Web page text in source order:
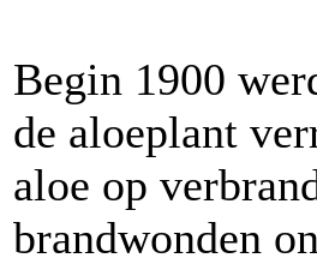
Begin 1900
de aloeplant
aloe op
brandwonden